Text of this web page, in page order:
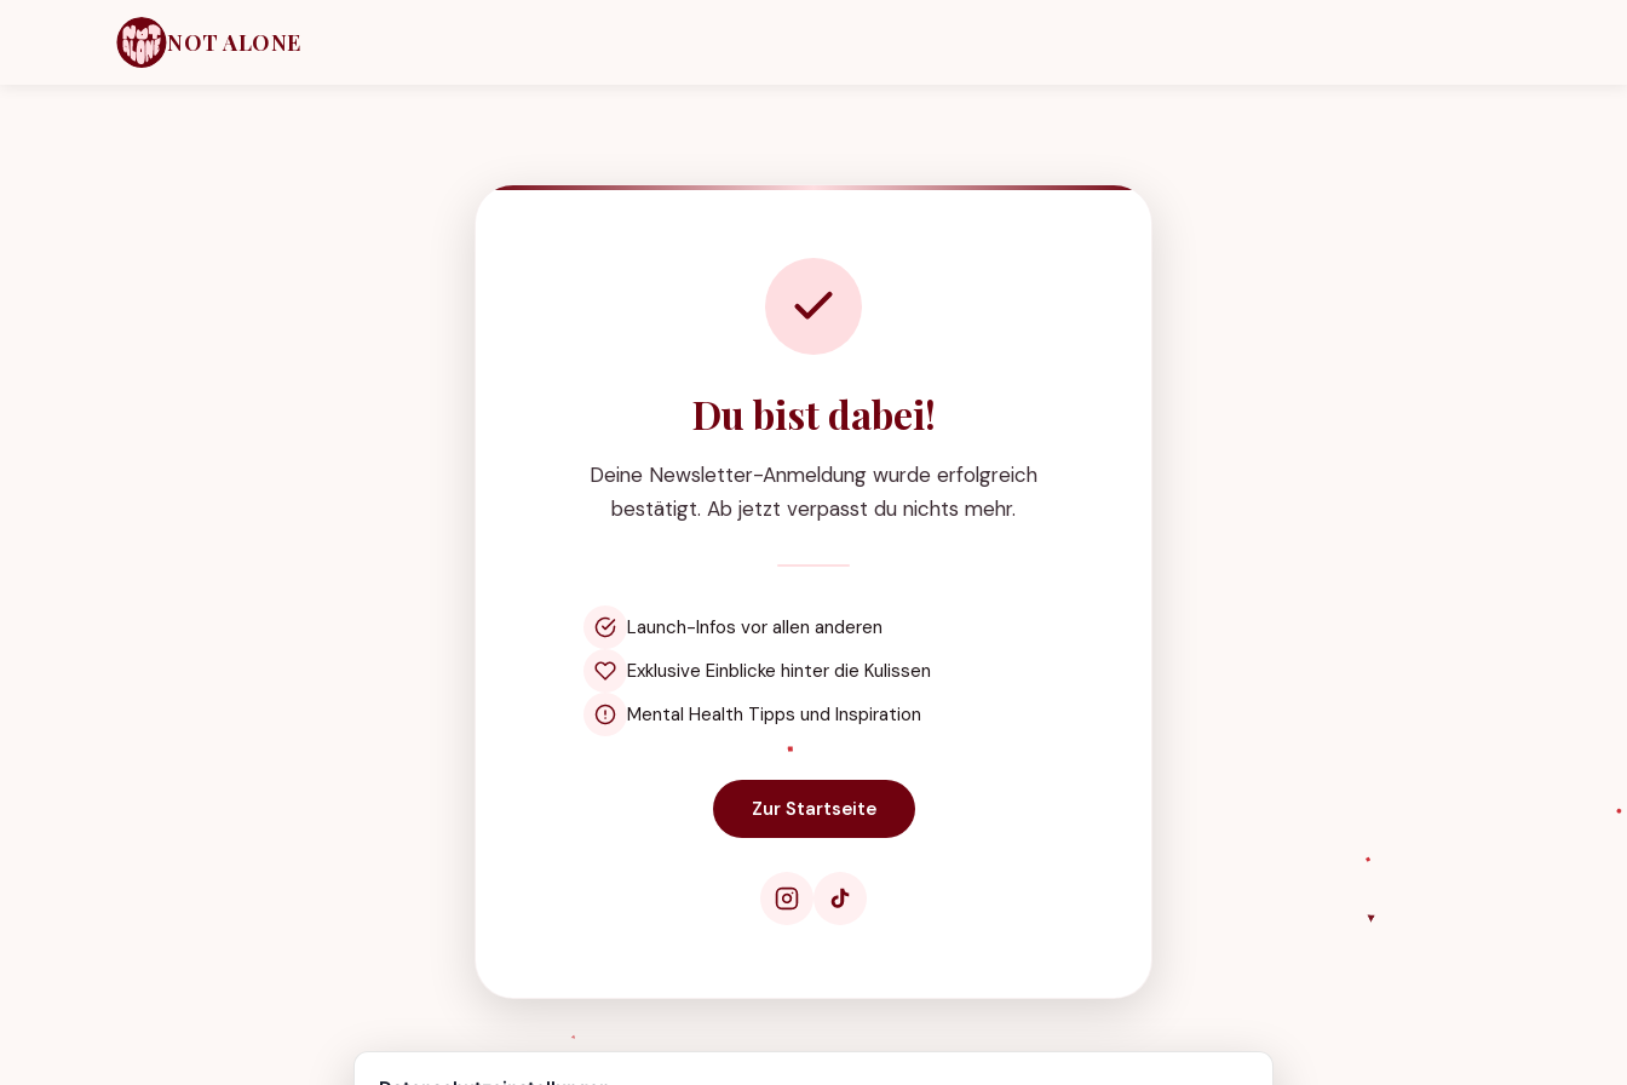
NOT ALONE
Du bist dabei!
Deine Newsletter-Anmeldung wurde erfolgreich
bestätigt. Ab jetzt verpasst du nichts mehr.
Launch-Infos vor allen anderen
Exklusive Einblicke hinter die Kulissen
Mental Health Tipps und Inspiration
Zur Startseite